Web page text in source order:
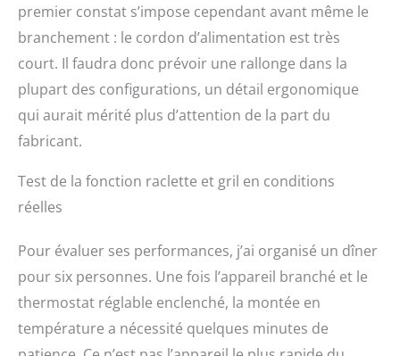
premier constat s’impose cependant avant même le
branchement : le cordon d’alimentation est très
court. Il faudra donc prévoir une rallonge dans la
plupart des configurations, un détail ergonomique
qui aurait mérité plus d’attention de la part du
fabricant.
Test de la fonction raclette et gril en conditions
réelles
Pour évaluer ses performances, j’ai organisé un dîner
pour six personnes. Une fois l’appareil branché et le
thermostat réglable enclenché, la montée en
température a nécessité quelques minutes de